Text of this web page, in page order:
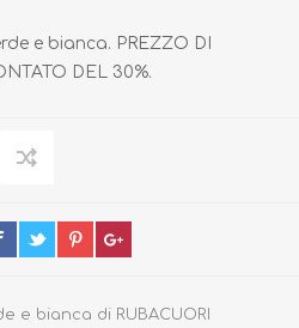
e bianca. PREZZO DI
DEL 30%.
e bianca di RUBACUORI